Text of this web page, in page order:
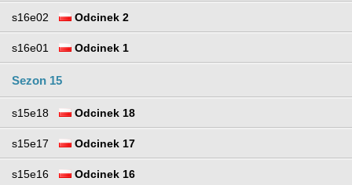
s16e02 Odcinek 2
s16e01 Odcinek 1
Sezon 15
s15e18 Odcinek 18
s15e17 Odcinek 17
s15e16 Odcinek 16